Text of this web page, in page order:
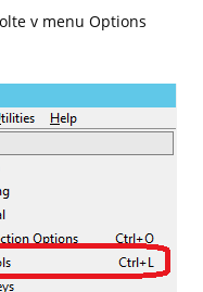
v menu Options